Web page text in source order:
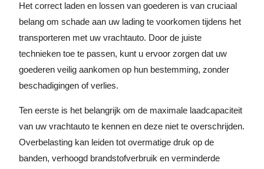
Het correct laden en lossen van goederen is van cruciaal
belang om schade aan uw lading te voorkomen tijdens het
transporteren met uw vrachtauto. Door de juiste
technieken toe te passen, kunt u ervoor zorgen dat uw
goederen veilig aankomen op hun bestemming, zonder
beschadigingen of verlies.
Ten eerste is het belangrijk om de maximale laadcapaciteit
van uw vrachtauto te kennen en deze niet te overschrijden.
Overbelasting kan leiden tot overmatige druk op de
banden, verhoogd brandstofverbruik en verminderde